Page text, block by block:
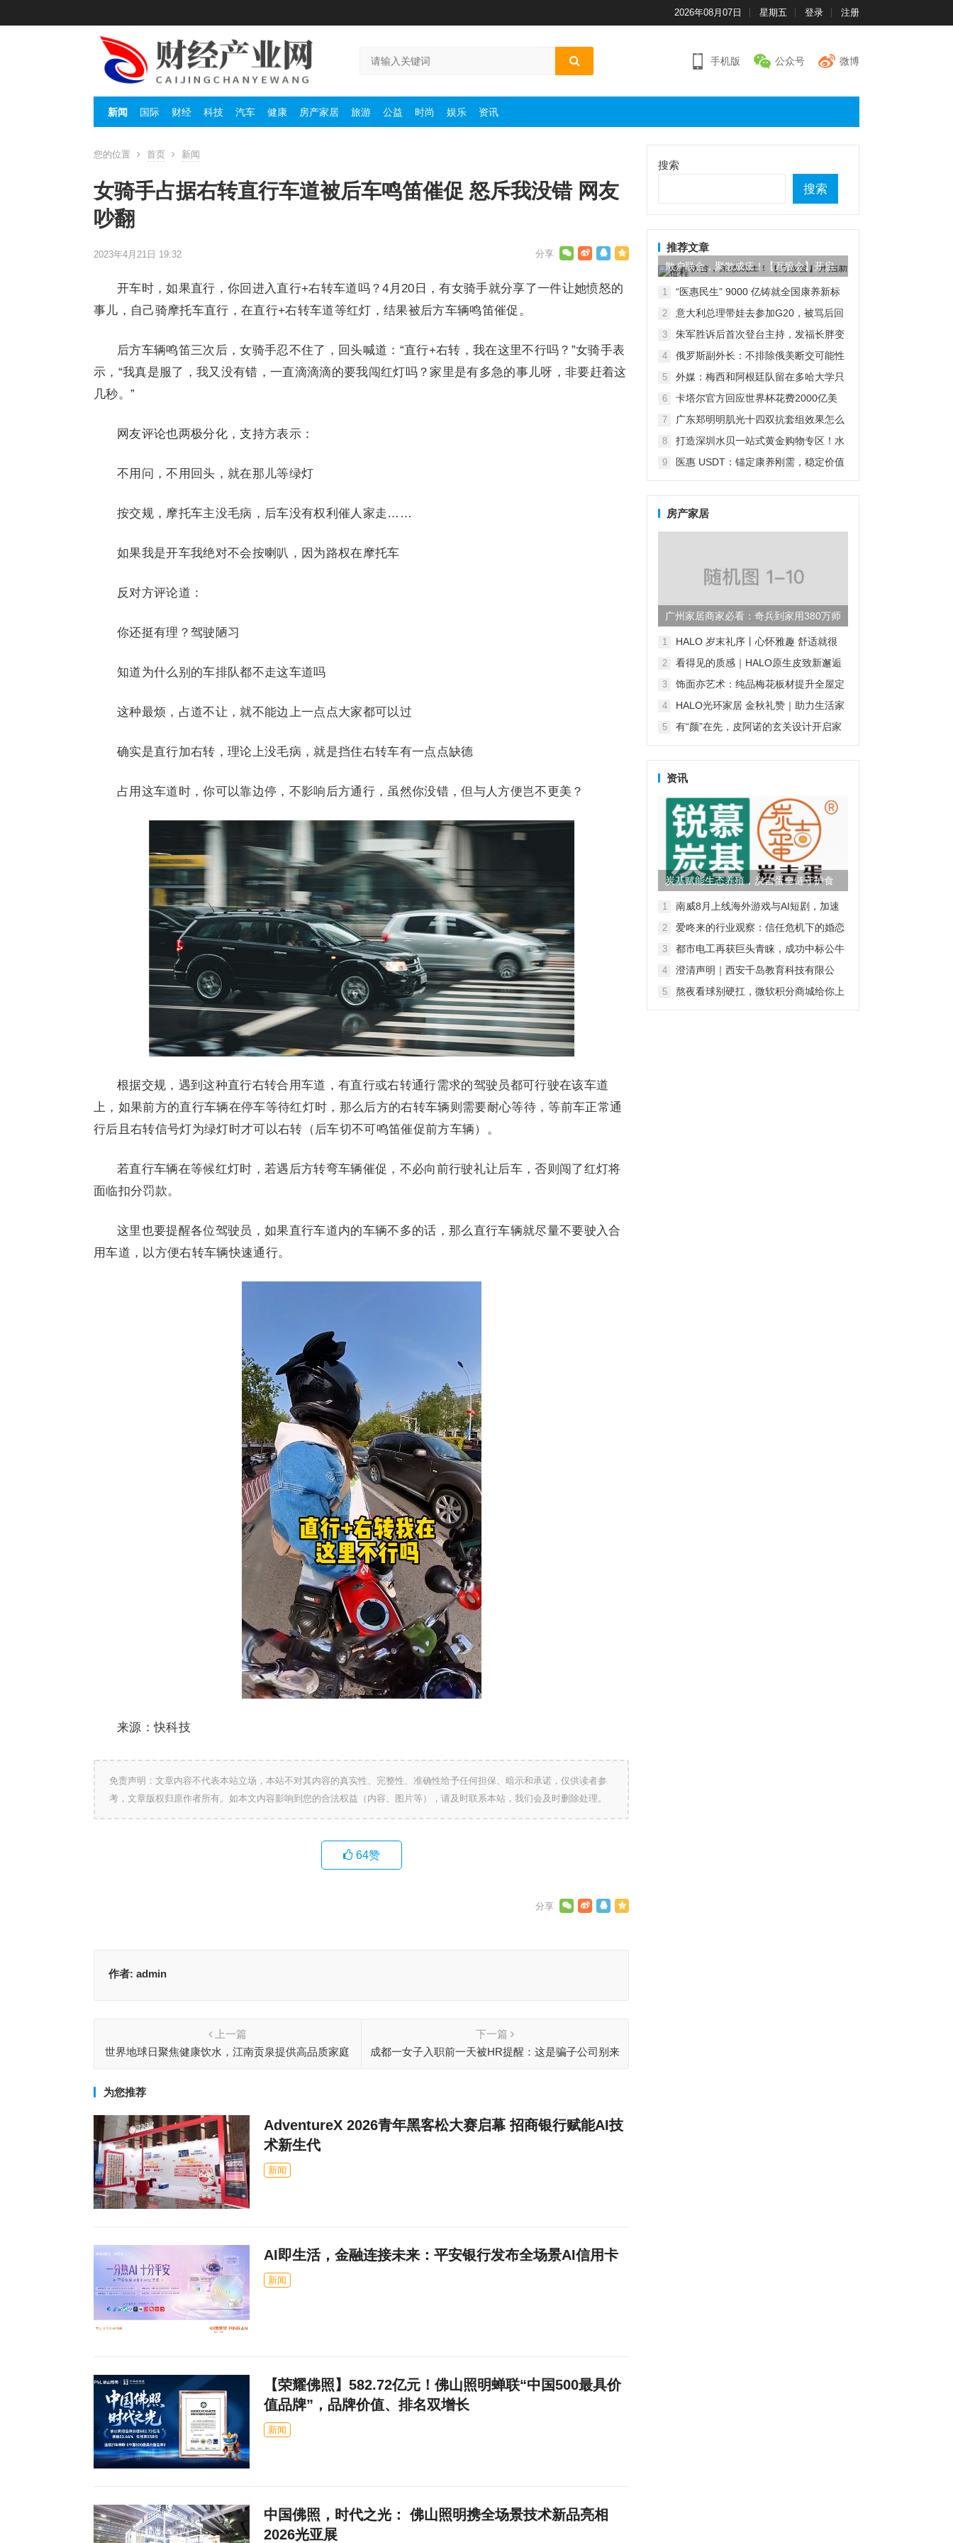
2026年08月07日 星期五 登录 注册
手机版 公众号 微博
新闻 国际 财经 科技 汽车 健康 房产家居 旅游 公益 时尚 娱乐 资讯
您的位置 首页 新闻
女骑手占据右转直行车道被后车鸣笛催促 怒斥我没错 网友
吵翻
2023年4月21日 19:32
开车时，如果直行，你回进入直行+右转车道吗？4月20日，有女骑手就分享了一件让她愤怒的
事儿，自己骑摩托车直行，在直行+右转车道等红灯，结果被后方车辆鸣笛催促。
后方车辆鸣笛三次后，女骑手忍不住了，回头喊道：“直行+右转，我在这里不行吗？”女骑手表
示，“我真是服了，我又没有错，一直滴滴滴的要我闯红灯吗？家里是有多急的事儿呀，非要赶着这
几秒。”
网友评论也两极分化，支持方表示：
不用问，不用回头，就在那儿等绿灯
按交规，摩托车主没毛病，后车没有权利催人家走……
如果我是开车我绝对不会按喇叭，因为路权在摩托车
反对方评论道：
你还挺有理？驾驶陋习
知道为什么别的车排队都不走这车道吗
这种最烦，占道不让，就不能边上一点点大家都可以过
确实是直行加右转，理论上没毛病，就是挡住右转车有一点点缺德
占用这车道时，你可以靠边停，不影响后方通行，虽然你没错，但与人方便岂不更美？
根据交规，遇到这种直行右转合用车道，有直行或右转通行需求的驾驶员都可行驶在该车道
上，如果前方的直行车辆在停车等待红灯时，那么后方的右转车辆则需要耐心等待，等前车正常通
行后且右转信号灯为绿灯时才可以右转（后车切不可鸣笛催促前方车辆）。
若直行车辆在等候红灯时，若遇后方转弯车辆催促，不必向前行驶礼让后车，否则闯了红灯将
面临扣分罚款。
这里也要提醒各位驾驶员，如果直行车道内的车辆不多的话，那么直行车辆就尽量不要驶入合
用车道，以方便右转车辆快速通行。
来源：快科技
免责声明：文章内容不代表本站立场，本站不对其内容的真实性、完整性、准确性给予任何担保、暗示和承诺，仅供读者参
考，文章版权归原作者所有。如本文内容影响到您的合法权益（内容、图片等），请及时联系本站，我们会及时删除处理。
64赞
作者: admin
上一篇
世界地球日聚焦健康饮水，江南贡泉提供高品质家庭
下一篇
成都一女子入职前一天被HR提醒：这是骗子公司别来
为您推荐
AdventureX 2026青年黑客松大赛启幕 招商银行赋能AI技
术新生代
新闻
AI即生活，金融连接未来：平安银行发布全场景AI信用卡
新闻
【荣耀佛照】582.72亿元！佛山照明蝉联“中国500最具价
值品牌”，品牌价值、排名双增长
新闻
中国佛照，时代之光： 佛山照明携全场景技术新品亮相
2026光亚展
搜索
搜索
推荐文章
散户联合，聚散成庄！【万股会】开启
新征程
1
“医惠民生” 9000 亿铸就全国康养新标
2
意大利总理带娃去参加G20，被骂后回
3
朱军胜诉后首次登台主持，发福长胖变
4
俄罗斯副外长：不排除俄美断交可能性
5
外媒：梅西和阿根廷队留在多哈大学只
6
卡塔尔官方回应世界杯花费2000亿美
7
广东郑明明肌光十四双抗套组效果怎么
8
打造深圳水贝一站式黄金购物专区！水
9
医惠 USDT：锚定康养刚需，稳定价值
房产家居
广州家居商家必看：奇兵到家用380万师
傅堵住售后漏洞
1
HALO 岁末礼序丨心怀雅趣 舒适就很
2
看得见的质感｜HALO原生皮致新邂逅
3
饰面亦艺术：纯品梅花板材提升全屋定
4
HALO光环家居 金秋礼赞｜助力生活家
5
有“颜”在先，皮阿诺的玄关设计开启家
资讯
炭基赋能生态养殖，炭吉蛋全链守护食
品安全
1
南威8月上线海外游戏与AI短剧，加速
2
爱咚来的行业观察：信任危机下的婚恋
3
都市电工再获巨头青睐，成功中标公牛
售后安装维保项目
4
澄清声明｜西安千岛教育科技有限公
服务
5
熬夜看球别硬扛，微软积分商城给你上